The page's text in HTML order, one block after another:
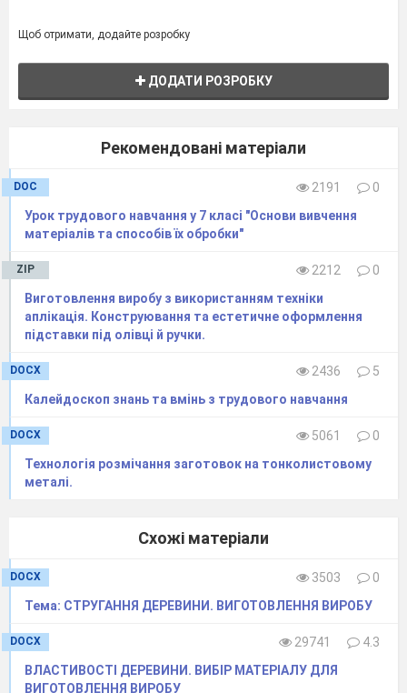
Щоб отримати, додайте розробку
ДОДАТИ РОЗРОБКУ
Рекомендовані матеріали
DOC 2191
0
Урок трудового навчання у 7 класі "Основи вивчення
матеріалів та способів їх обробки"
ZIP 2212
0
Виготовлення виробу з використанням техніки
аплікація. Конструювання та естетичне оформлення
підставки під олівці й ручки.
DOCX 2436
5
Калейдоскоп знань та вмінь з трудового навчання
DOCX 5061
0
Технологія розмічання заготовок на тонколистовому
металі.
Схожі матеріали
DOCX 3503
0
Тема: СТРУГАННЯ ДЕРЕВИНИ. ВИГОТОВЛЕННЯ ВИРОБУ
DOCX 29741
4.3
ВЛАСТИВОСТІ ДЕРЕВИНИ. ВИБІР МАТЕРІАЛУ ДЛЯ
ВИГОТОВЛЕННЯ ВИРОБУ